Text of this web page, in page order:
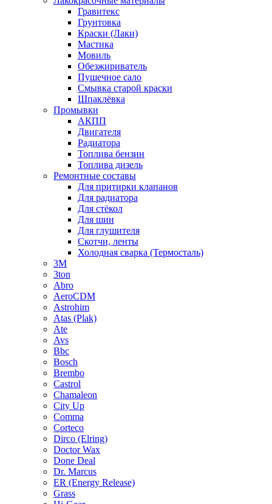
Гравитекс
Грунтовка
Краски (Лаки)
Мастика
Мовиль
Обезжириватель
Пушечное сало
Смывка старой краски
Шпаклёвка
Промывки
АКПП
Двигателя
Радиатора
Топлива бензин
Топлива дизель
Ремонтные составы
Для притирки клапанов
Для радиатора
Для стёкол
Для шин
Для глушителя
Скотчи, ленты
Холодная сварка (Термосталь)
3M
3ton
Abro
AeroCDM
Astrohim
Atas (Plak)
Ate
Avs
Bbc
Bosch
Brembo
Castrol
Chamaleon
City Up
Comma
Corteco
Dirco (Elring)
Doctor Wax
Done Deal
Dr. Marcus
ER (Energy Release)
Grass